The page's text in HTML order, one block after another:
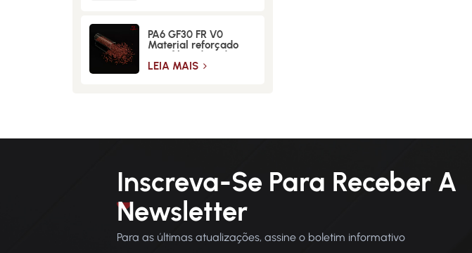
PA6 GF30 FR V0
Material reforçado
com fibra de vidro
retardante de chamas
LEIA MAIS
Inscreva-Se Para Receber A
Newsletter
Para as últimas atualizações, assine o boletim informativo